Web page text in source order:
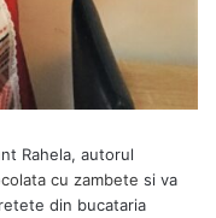
Rahela, autorul
cu zambete si va
din bucataria